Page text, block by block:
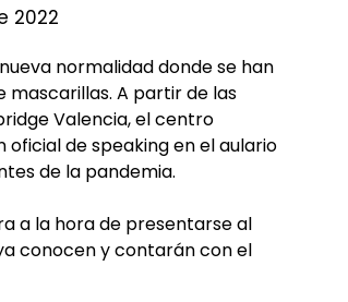
2022
normalidad donde se han
mascarillas. A partir de las
Valencia, el centro
oficial de speaking en el aulario
de la pandemia.
a la hora de presentarse al
conocen y contarán con el